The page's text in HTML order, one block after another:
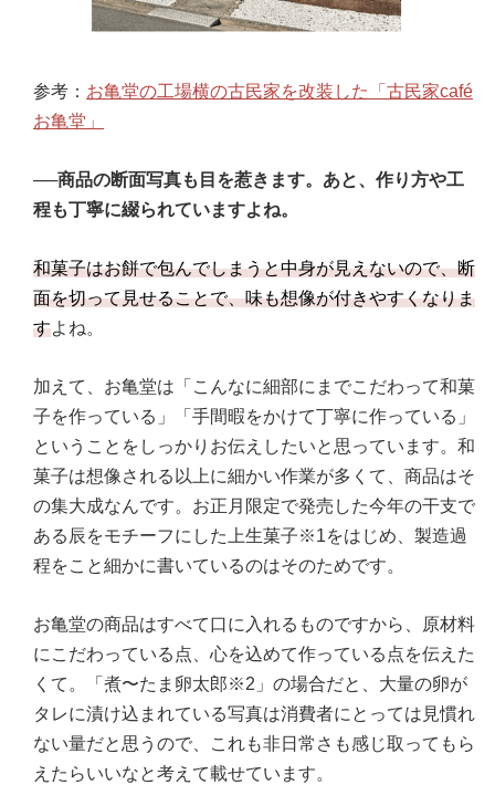
参考： お亀堂の工場横の古民家を改装した「古民家café
お亀堂」
──商品の断面写真も目を惹きます。あと、作り方や工
程も丁寧に綴られていますよね。
和菓子はお餅で包んでしまうと中身が見えないので、断
面を切って見せることで、味も想像が付きやすくなりま
すよね。
加えて、お亀堂は「こんなに細部にまでこだわって和菓
子を作っている」「手間暇をかけて丁寧に作っている」
ということをしっかりお伝えしたいと思っています。和
菓子は想像される以上に細かい作業が多くて、商品はそ
の集大成なんです。お正月限定で発売した今年の干支で
ある辰をモチーフにした上生菓子※1をはじめ、製造過
程をこと細かに書いているのはそのためです。
お亀堂の商品はすべて口に入れるものですから、原材料
にこだわっている点、心を込めて作っている点を伝えた
くて。「煮〜たま卵太郎※2」の場合だと、大量の卵が
タレに漬け込まれている写真は消費者にとっては見慣れ
ない量だと思うので、これも非日常さも感じ取ってもら
えたらいいなと考えて載せています。